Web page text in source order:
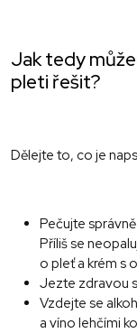
Jak tedy
pleti řešit?
Dělejte to, co je
Pečujte
Příliš se
o pleť a krém s
Jezte zdravou
Vzdejte se
a víno lehčími